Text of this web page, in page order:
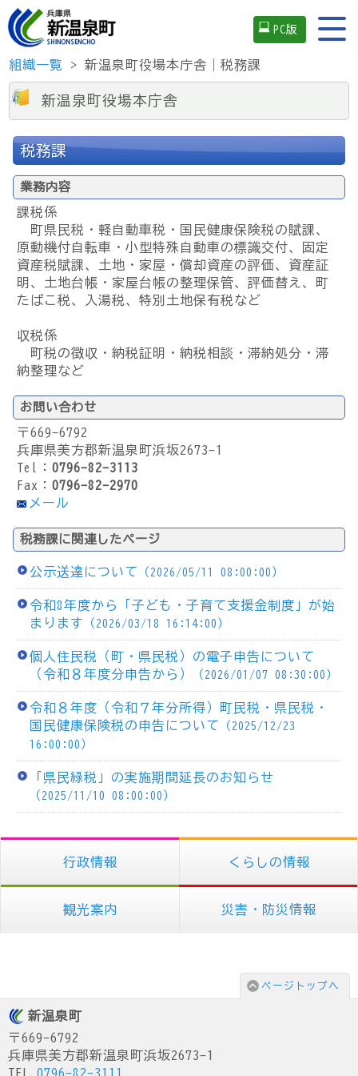
PC版
組織一覧 > 新温泉町役場本庁舎｜税務課
新温泉町役場本庁舎
税務課
業務内容
課税係
町県民税・軽自動車税・国民健康保険税の賦課、
原動機付自転車・小型特殊自動車の標識交付、固定
資産税賦課、土地・家屋・償却資産の評価、資産証
明、土地台帳・家屋台帳の整理保管、評価替え、町
たばこ税、入湯税、特別土地保有税など
収税係
町税の徴収・納税証明・納税相談・滞納処分・滞
納整理など
お問い合わせ
〒669-6792
兵庫県美方郡新温泉町浜坂2673-1
Tel：0796-82-3113
Fax：0796-82-2970
メール
税務課に関連したページ
公示送達について （2026/05/11 08:00:00）
令和8年度から「子ども・子育て支援金制度」が始
まります
（2026/03/18 16:14:00）
個人住民税（町・県民税）の電子申告について
（令和８年度分申告から）
（2026/01/07 08:30:00）
令和８年度（令和７年分所得）町民税・県民税・
国民健康保険税の申告について
（2025/12/23
16:00:00）
「県民緑税」の実施期間延長のお知らせ
（2025/11/10 08:00:00）
行政情報 くらしの情報
観光案内 災害・防災情報
ページトップへ
新温泉町
〒669-6792
兵庫県美方郡新温泉町浜坂2673-1
TEL. 0796-82-3111